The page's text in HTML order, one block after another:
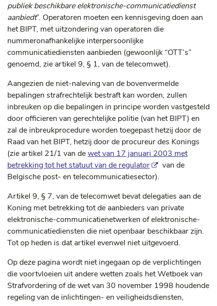
publiek beschikbare elektronische-communicatiedienst
aanbiedt”. Operatoren moeten een kennisgeving doen aan
het BIPT, met uitzondering van operatoren die
nummeronafhankelijke interpersoonlijke
communicatiediensten aanbieden (gewoonlijk “OTT’s”
genoemd, zie artikel 9, § 1, van de telecomwet).
Aangezien de niet-naleving van de bovenvermelde
bepalingen strafrechtelijk bestraft kan worden, zullen
inbreuken op die bepalingen in principe worden vastgesteld
door officieren van gerechtelijke politie (van het BIPT) en
zal de inbreukprocedure worden toegepast hetzij door de
Raad van het BIPT, hetzij door de procureur des Konings
(zie artikel 21/1 van dewet van 17 januari 2003 met
betrekking tot het statuut van de regulator
van de
Belgische post- en telecommunicatiesector).
Artikel 9, § 7, van de telecomwet bevat delegaties aan de
Koning met betrekking tot de aanbieders van private
elektronische-communicatienetwerken of elektronische-
communicatiediensten die niet openbaar beschikbaar zijn.
Tot op heden is dat artikel evenwel niet uitgevoerd.
Op deze pagina wordt niet ingegaan op de verplichtingen
die voortvloeien uit andere wetten zoals het Wetboek van
Strafvordering of de wet van 30 november 1998 houdende
regeling van de inlichtingen- en veiligheidsdiensten,